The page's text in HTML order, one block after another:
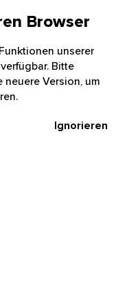
Browser
unserer
Bitte
neuere Version, um
Ignorieren